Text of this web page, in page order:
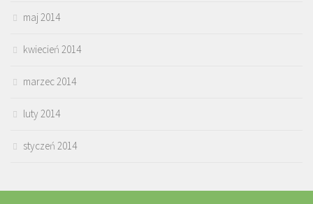
maj 2014
kwiecień 2014
marzec 2014
luty 2014
styczeń 2014